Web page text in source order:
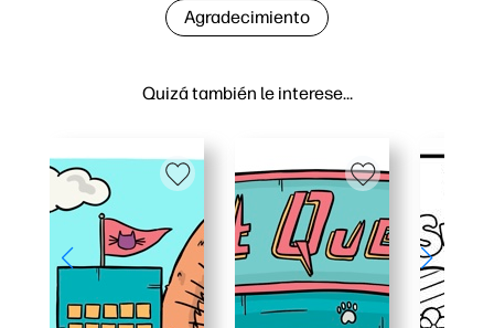
Quizá también le interese…
Agradecimiento